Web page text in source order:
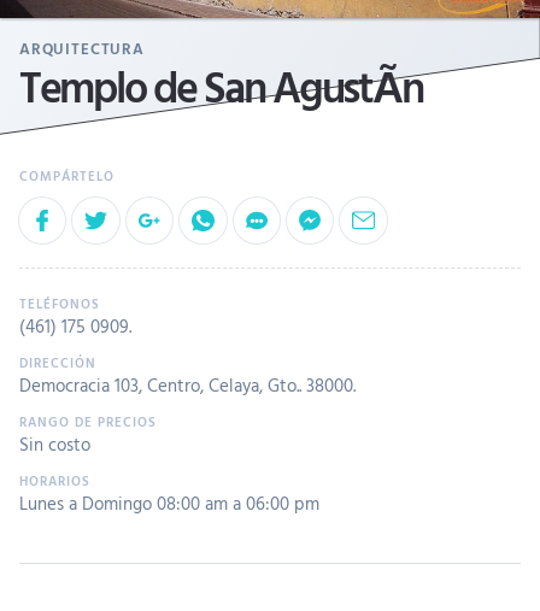
ARQUITECTURA
Templo de San AgustÃ­n
(461) 175 0909.
Democracia 103, Centro, Celaya, Gto.. 38000.
Sin costo
Lunes a Domingo 08:00 am a 06:00 pm